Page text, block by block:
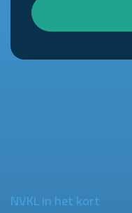
NVKL in het kort